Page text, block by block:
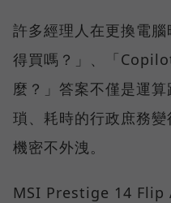
許多經理人在更換電
得買嗎？」、「
麼？」答案不僅是運
瑣、耗時的行政庶務
機密不外洩。
MSI Prestige 14